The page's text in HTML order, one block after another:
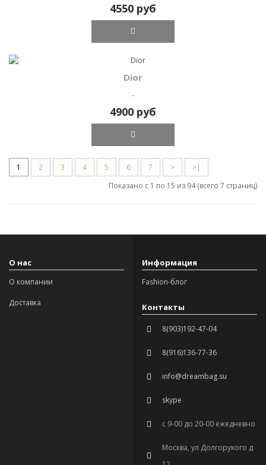
4550 руб
Dior
..
4900 руб
1 2 3 4 5 6 7 >
>|
Показано с 1 по 15 из 94 (всего 7 страниц)
О нас
О компании
Доставка
Информация
Fashion-блог
Контакты
8(903)192-47-04
8(916)136-77-36
info@dreambag.su
skype
с 9-00 до 20-00 ежедневно
Москва, ул Долгорукого д